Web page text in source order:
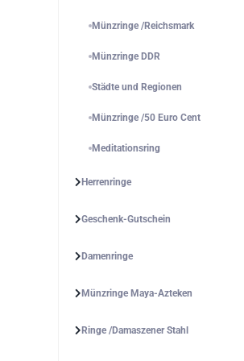
Münzringe /Reichsmark
Münzringe DDR
Städte und Regionen
Münzringe /50 Euro Cent
Meditationsring
Herrenringe
Geschenk-Gutschein
Damenringe
Münzringe Maya-Azteken
Ringe /Damaszener Stahl